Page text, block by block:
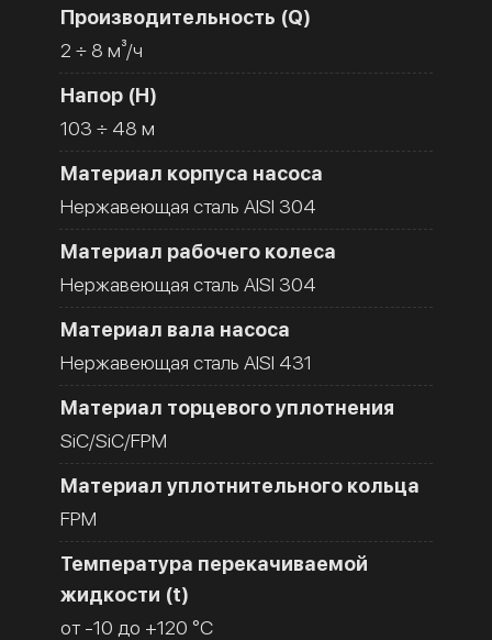
Производительность (Q)
2 ÷ 8 м³/ч
Напор (H)
103 ÷ 48 м
Материал корпуса насоса
Нержавеющая сталь AISI 304
Материал рабочего колеса
Нержавеющая сталь AISI 304
Материал вала насоса
Нержавеющая сталь AISI 431
Материал торцевого уплотнения
SiC/SiC/FPM
Материал уплотнительного кольца
FPM
Температура перекачиваемой
жидкости (t)
от -10 до +120 °C